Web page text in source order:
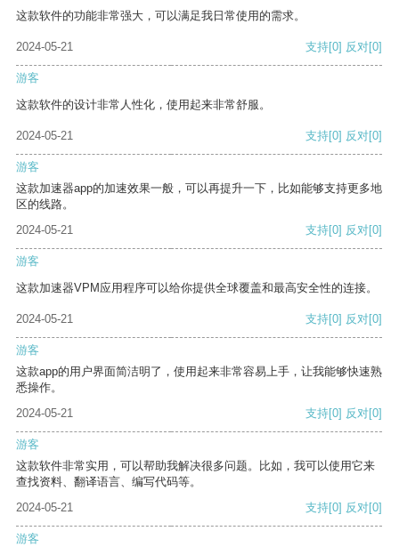
这款软件的功能非常强大，可以满足我日常使用的需求。
2024-05-21 支持[0] 反对[0]
游客
这款软件的设计非常人性化，使用起来非常舒服。
2024-05-21 支持[0] 反对[0]
游客
这款加速器app的加速效果一般，可以再提升一下，比如能够支持更多地
区的线路。
2024-05-21
支持[0] 反对[0]
游客
这款加速器VPM应用程序可以给你提供全球覆盖和最高安全性的连接。
2024-05-21 支持[0] 反对[0]
游客
这款app的用户界面简洁明了，使用起来非常容易上手，让我能够快速熟
悉操作。
2024-05-21
支持[0] 反对[0]
游客
这款软件非常实用，可以帮助我解决很多问题。比如，我可以使用它来
查找资料、翻译语言、编写代码等。
2024-05-21
支持[0] 反对[0]
游客